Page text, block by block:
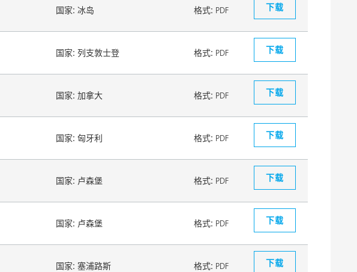
国家: 冰岛 格式: PDF 下载
国家: 列支敦士登 格式: PDF 下载
国家: 加拿大 格式: PDF 下载
国家: 匈牙利 格式: PDF 下载
国家: 卢森堡 格式: PDF 下载
国家: 卢森堡 格式: PDF 下载
国家: 塞浦路斯 格式: PDF 下载